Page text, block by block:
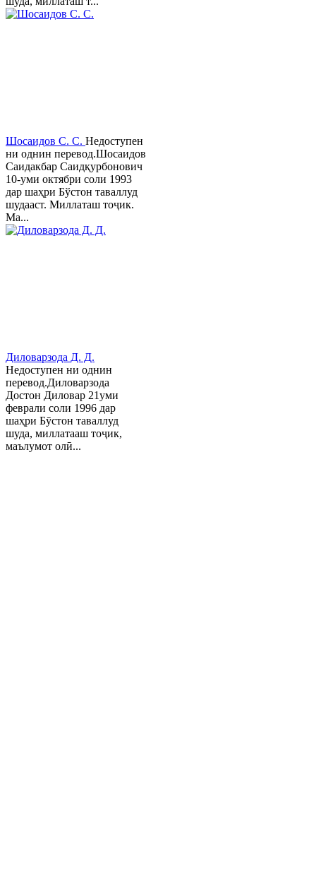
Шосаидов С. С. Недоступен
ни однин перевод.Шосаидов
Саидакбар Саидқурбонович
10-уми октябри соли 1993
дар шаҳри Бўстон таваллуд
шудааст. Миллаташ тоҷик.
Ма...
Диловарзода Д. Д.
Недоступен ни однин
перевод.Диловарзода
Достон Диловар 21уми
феврали соли 1996 дар
шаҳри Бӯстон таваллуд
шуда, миллатааш тоҷик,
маълумот олӣ...